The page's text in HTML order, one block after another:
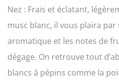
Nez : Frais et éclatant,
musc blanc, il vous plaira
aromatique et les notes de
dégage. On retrouve tout
blancs à pépins comme la